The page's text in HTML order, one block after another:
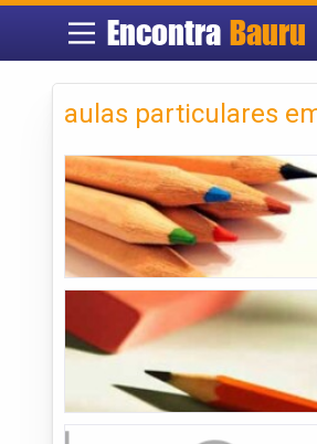
EncontraBauru
aulas particulares